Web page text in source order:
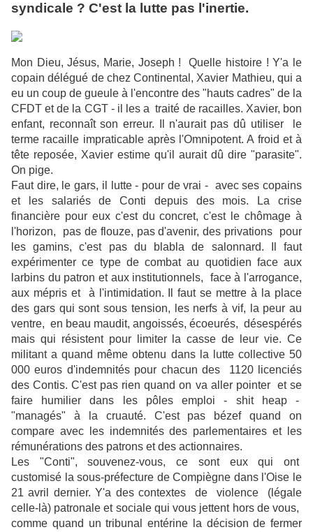
syndicale ? C'est la lutte pas l'inertie.
Mon Dieu, Jésus, Marie, Joseph ! Quelle histoire ! Y'a le
copain délégué de chez Continental, Xavier Mathieu, qui a
eu un coup de gueule à l'encontre des "hauts cadres" de la
CFDT et de la CGT - il les a traité de racailles. Xavier, bon
enfant, reconnaît son erreur. Il n'aurait pas dû utiliser le
terme racaille impraticable après l'Omnipotent. A froid et à
tête reposée, Xavier estime qu'il aurait dû dire "parasite".
On pige.
Faut dire, le gars, il lutte - pour de vrai - avec ses copains
et les salariés de Conti depuis des mois. La crise
financière pour eux c'est du concret, c'est le chômage à
l'horizon, pas de flouze, pas d'avenir, des privations pour
les gamins, c'est pas du blabla de salonnard. Il faut
expérimenter ce type de combat au quotidien face aux
larbins du patron et aux institutionnels, face à l'arrogance,
aux mépris et à l'intimidation. Il faut se mettre à la place
des gars qui sont sous tension, les nerfs à vif, la peur au
ventre, en beau maudit, angoissés, écoeurés, désespérés
mais qui résistent pour limiter la casse de leur vie. Ce
militant a quand même obtenu dans la lutte collective 50
000 euros d'indemnités pour chacun des 1120 licenciés
des Contis. C'est pas rien quand on va aller pointer et se
faire humilier dans les pôles emploi - shit heap -
"managés" à la cruauté. C'est pas bézef quand on
compare avec les indemnités des parlementaires et les
rémunérations des patrons et des actionnaires.
Les "Conti", souvenez-vous, ce sont eux qui ont
customisé la sous-préfecture de Compiègne dans l'Oise le
21 avril dernier. Y'a des contextes de violence (légale
celle-là) patronale et sociale qui vous jettent hors de vous,
comme quand un tribunal entérine la décision de fermer